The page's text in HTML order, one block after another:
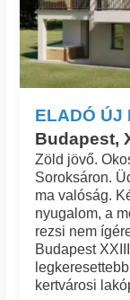
ELADÓ ÚJ
Budapest,
Zöld jövő.
Soroksáron.
ma valóság.
nyugalom, a
rezsi nem
Budapest
kertvárosi